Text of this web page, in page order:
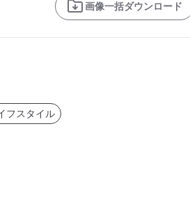
画像一括ダウンロード
フスタイル